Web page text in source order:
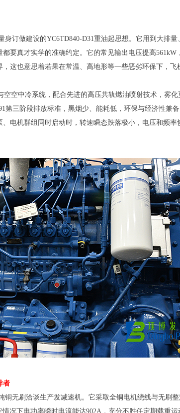
订做建设的YC6TD840-D31重油起思想。它用到大排
要真才实学的准确约定。它的常见输出电压提高561kW
这也意思着若果在常温、高地形等一些恶劣环保下，
空空中冷系统，配合先进的高压共轨燃油喷射技术，雾
第三阶段排放标准，黑烟少、能耗低，环保与经济性兼
电机群组同时启动时，转速瞬态跌落极小，电压和频
者
无刷洽谈生产发减速机。它采取全铜电机绕线与无刷
况下电功率瞬时电流能达902A，充分不胜任定期载重